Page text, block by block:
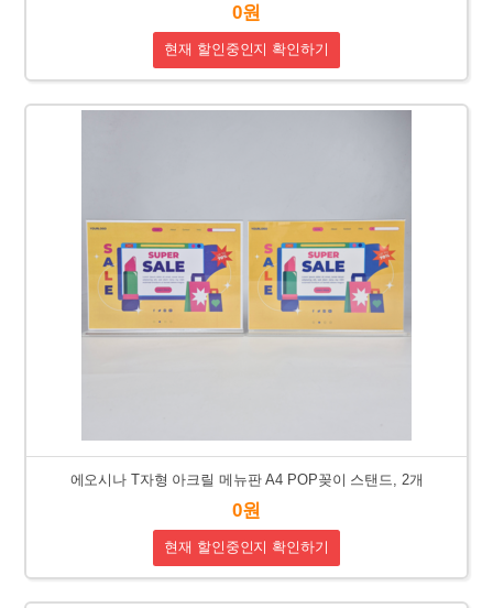
0원
현재 할인중인지 확인하기
에오시나 T자형 아크릴 메뉴판 A4 POP꽂이 스탠드, 2개
0원
현재 할인중인지 확인하기